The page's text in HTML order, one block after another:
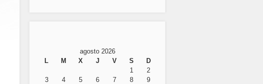
agosto 2026
L
M X J V S D
1
2
3
4 5 6 7 8
9